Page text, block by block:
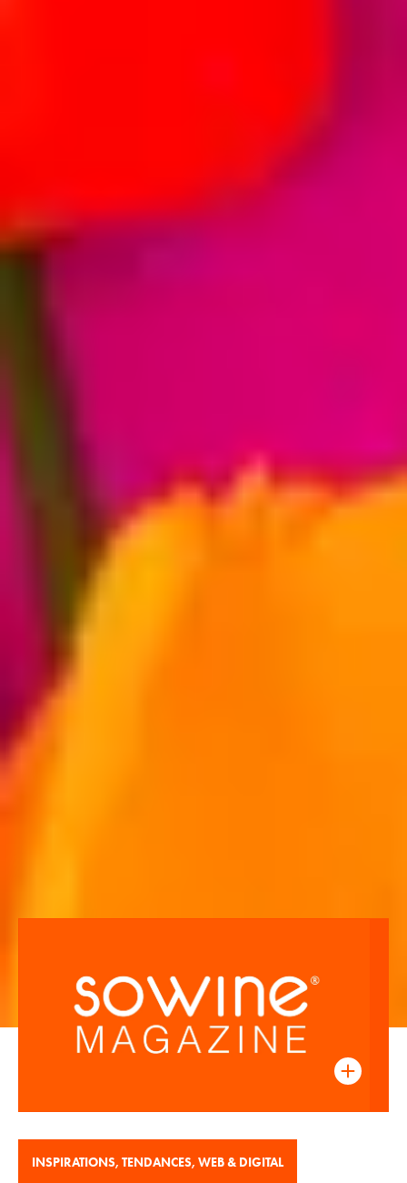
INSPIRATIONS, TENDANCES, WEB & DIGITAL